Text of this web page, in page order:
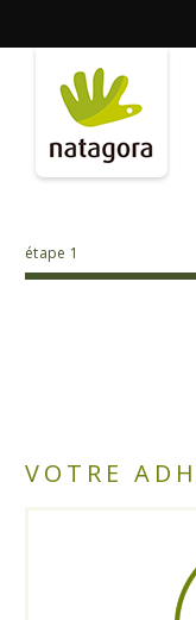
principal
étape 1
VOTRE